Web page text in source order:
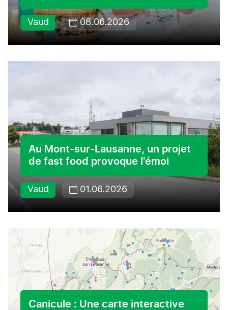
Vaud 08.06.2026
Au Mont-sur-Lausanne, un projet
de fast food provoque l'émoi
Vaud 01.06.2026
Canicule : Une carte interactive